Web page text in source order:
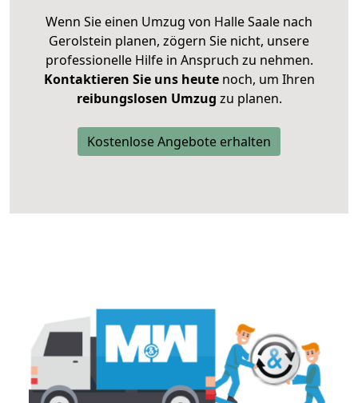
Wenn Sie einen Umzug von Halle Saale nach
Gerolstein planen, zögern Sie nicht, unsere
professionelle Hilfe in Anspruch zu nehmen.
Kontaktieren Sie uns heutenoch, um Ihren
reibungslosen Umzug zu planen.
Kostenlose Angebote erhalten